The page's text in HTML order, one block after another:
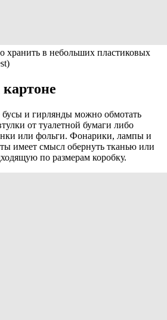
в небольших пластиковых
и гирлянды можно обмотать
от туалетной бумаги либо
или фольги. Фонарики, лампы и
имеет смысл обернуть тканью или
по размерам коробку.